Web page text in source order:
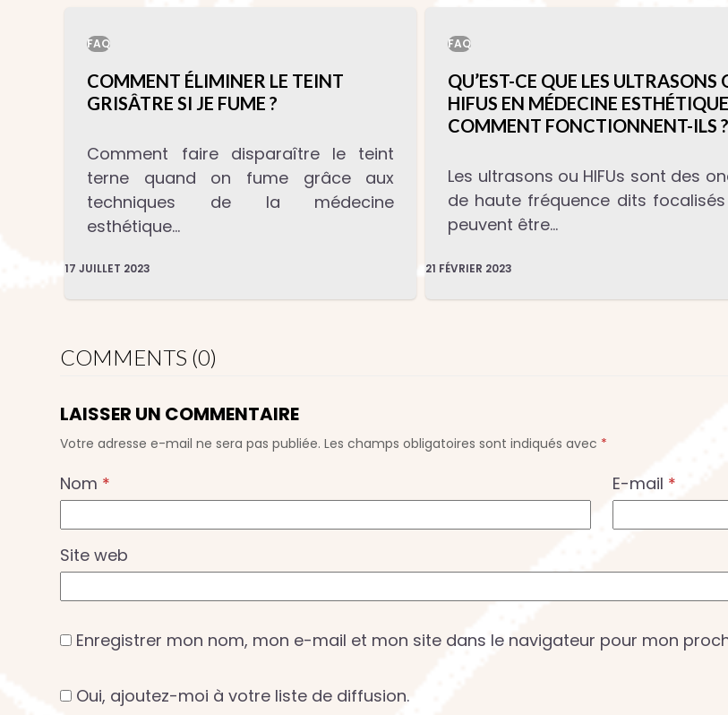
FAQ
COMMENT ÉLIMINER LE TEINT
GRISÂTRE SI JE FUME ?
Comment faire disparaître le teint
terne quand on fume grâce aux
techniques de la médecine
esthétique…
17 JUILLET 2023
FAQ
QU’EST-CE QUE LES ULTRASONS
HIFUS EN MÉDECINE
COMMENT FONCTIONNENT-ILS ?
Les ultrasons ou HIFUs sont des
de haute fréquence dits
peuvent être…
21 FÉVRIER 2023
COMMENTS (0)
LAISSER UN COMMENTAIRE
Votre adresse e-mail ne sera pas publiée. Les champs obligatoires sont indiqués avec *
Nom * E-mail *
Site web
Enregistrer mon nom, mon e-mail et mon site dans le navigateur pour mon
Oui, ajoutez-moi à votre liste de diffusion.